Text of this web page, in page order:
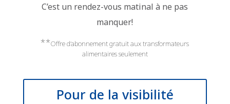
C’est un rendez-vous matinal à ne pas
manquer!
**Offre d’abonnement gratuit aux transformateurs
alimentaires seulement
Pour de la visibilité